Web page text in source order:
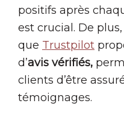
positifs après
est crucial. De
que Trustpilot
d’avis vérifiés,
clients d’être
témoignages.